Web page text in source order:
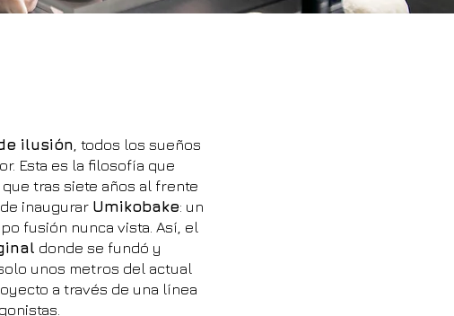
ilusión, todos los sueños
Esta es la filosofía que
que tras siete años al frente
inaugurar Umikobake: un
fusión nunca vista. Así, el
donde se fundó y
unos metros del actual
a través de una línea